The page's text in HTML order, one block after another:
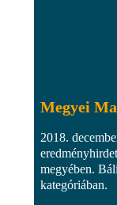
Megyei
2018.
megyében.
kategóriában.